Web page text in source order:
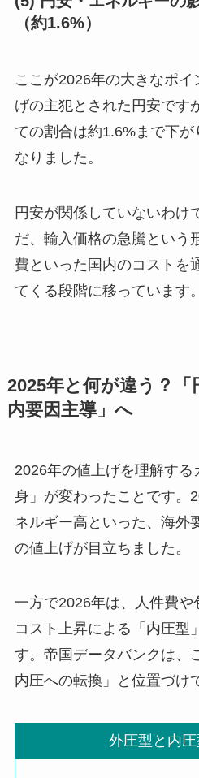
（約1.6%）
ここが2026年の大きなポ
げの主犯とされた円安です
ての割合は約1.6%まで下が
なりました。
円安が関係していないわけ
だ、輸入価格の急騰という
費といった国内のコストを
てくる段階に移っています。
2025年と何が違う？「
内要因主導」へ
2026年の値上げを理解する
身」が変わったことです。
ネルギー高といった、海外
の値上げが目立ちました。
一方で2026年は、人件費
コスト上昇による「内圧型
す。帝国データバンクは、
内圧への転換」と位置づけ
外圧型と内